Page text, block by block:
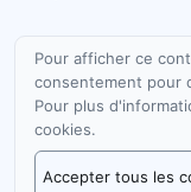
Pour afficher ce
consentement pour
Pour plus
cookies.
Accepter tous les